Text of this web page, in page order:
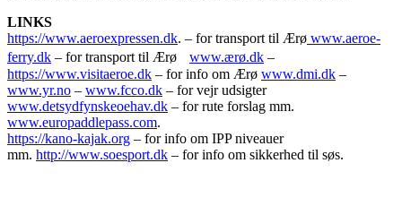
LINKS
https://www.aeroexpressen.dk. – for transport til Ærø www.aeroe-
ferry.dk – for transport til Ærø www.ærø.dk –
https://www.visitaeroe.dk – for info om Ærø www.dmi.dk –
www.yr.no – www.fcco.dk – for vejr udsigter
www.detsydfynskeoehav.dk – for rute forslag mm.
www.europaddlepass.com.
https://kano-kajak.org – for info om IPP niveauer
mm. http://www.soesport.dk – for info om sikkerhed til søs.